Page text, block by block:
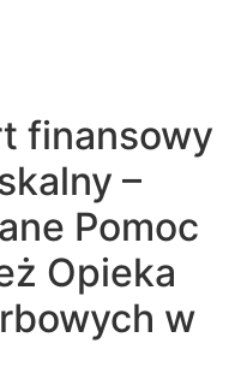
finansowy
–
Pomoc
Opieka
w